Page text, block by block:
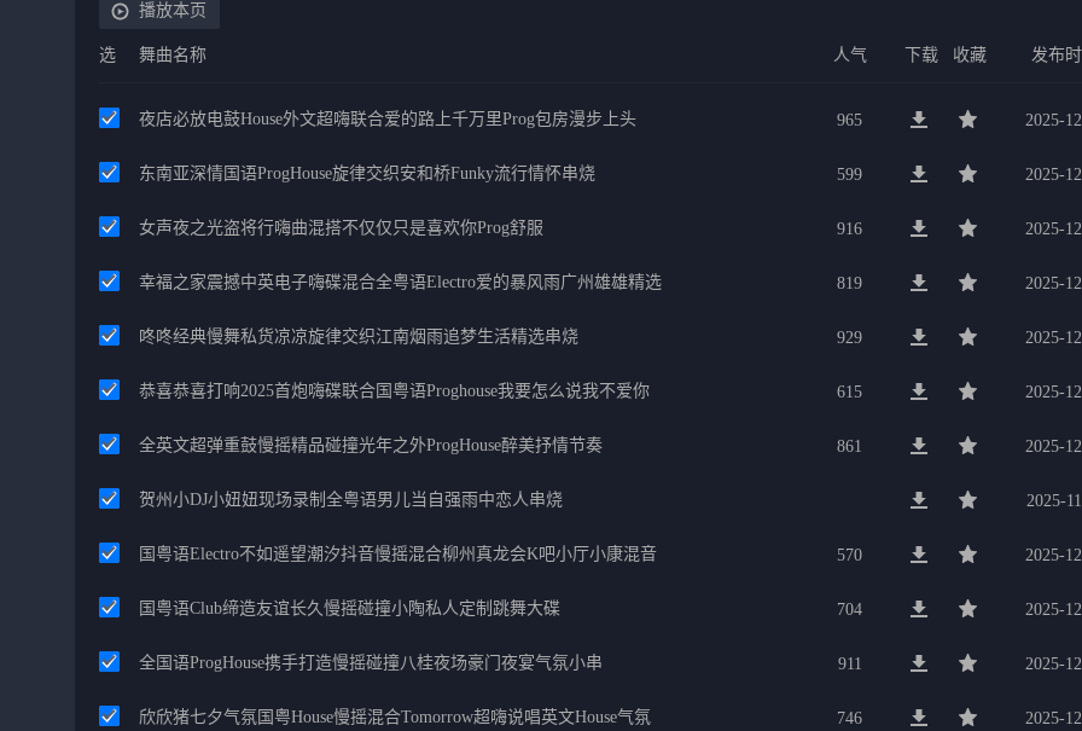
播放本页
选 舞曲名称 人气 下载 收藏 发布时
夜店必放电鼓House外文超嗨联合爱的路上千万里Prog包房漫步上头 965 2025-
东南亚深情国语ProgHouse旋律交织安和桥Funky流行情怀串烧 599 2025-
女声夜之光盗将行嗨曲混搭不仅仅只是喜欢你Prog舒服 916 2025-
幸福之家震撼中英电子嗨碟混合全粤语Electro爱的暴风雨广州雄雄精选 819 2025-
咚咚经典慢舞私货凉凉旋律交织江南烟雨追梦生活精选串烧 929 2025-
恭喜恭喜打响2025首炮嗨碟联合国粤语Proghouse我要怎么说我不爱你 615 2025-
全英文超弹重鼓慢摇精品碰撞光年之外ProgHouse醉美抒情节奏 861 2025-
贺州小DJ小妞妞现场录制全粤语男儿当自强雨中恋人串烧 2025-
国粤语Electro不如遥望潮汐抖音慢摇混合柳州真龙会K吧小厅小康混音 570 2025-
国粤语Club缔造友谊长久慢摇碰撞小陶私人定制跳舞大碟 704 2025-
全国语ProgHouse携手打造慢摇碰撞八桂夜场豪门夜宴气氛小串 911 2025-
欣欣猪七夕气氛国粤House慢摇混合Tomorrow超嗨说唱英文House气氛 746 2025-